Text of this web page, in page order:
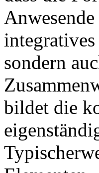
sondern
bildet die